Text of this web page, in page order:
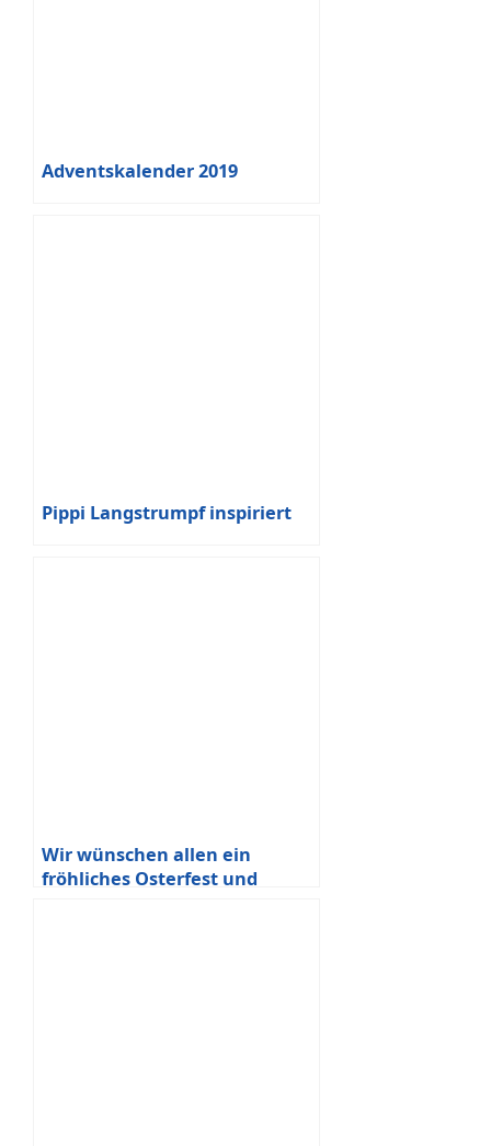
Adventskalender 2019
Pippi Langstrumpf inspiriert
Wir wünschen allen ein
fröhliches Osterfest und